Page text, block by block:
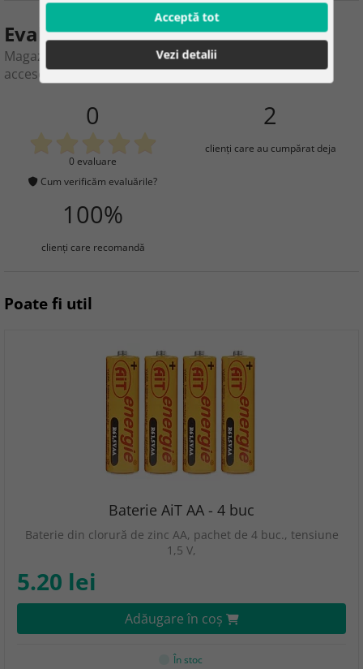
Evaluarea produsului
Magazin pentru copii – supermarket cu cărucior și
accesorii
0
0 evaluare
Cum verificăm evaluările?
2
clienţi care au cumpărat deja
100%
clienţi care recomandă
Poate fi util
Baterie AiT AA - 4 buc
Baterie din clorură de zinc AA, pachet de 4 buc., tensiune
1,5 V,
5.20 lei
Adăugare în coş
În stoc
Acceptă tot
Vezi detalii